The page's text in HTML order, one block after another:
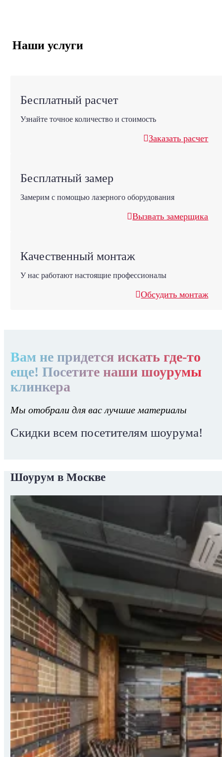
Наши услуги
Бесплатный расчет
Узнайте точное количество и стоимость
Заказать расчет
Бесплатный замер
Замерим с помощью лазерного оборудования
Вызвать замерщика
Качественный монтаж
У нас работают настоящие профессионалы
Обсудить монтаж
Вам не придется искать где-то
еще! Посетите наши шоурумы
клинкера
Мы отобрали для вас лучшие материалы
Скидки всем посетителям шоурума!
Шоурум в Москве